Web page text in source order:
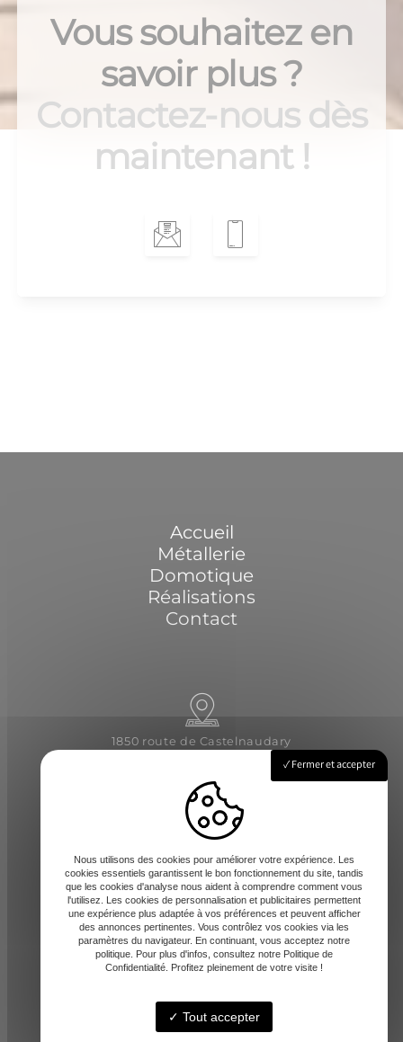
Vous souhaitez en
savoir plus ?
Contactez-nous dès
maintenant !
Accueil
Métallerie
Domotique
Réalisations
Contact
1850 route de Castelnaudary
contact@amd-31.fr
06 13 65 44 06
Fermer et accepter
Nous utilisons des cookies pour améliorer votre expérience. Les
cookies essentiels garantissent le bon fonctionnement du site, tandis
que les cookies d'analyse nous aident à comprendre comment vous
l'utilisez. Les cookies de personnalisation et publicitaires permettent
une expérience plus adaptée à vos préférences et peuvent afficher
des annonces pertinentes. Vous contrôlez vos cookies via les
paramètres du navigateur. En continuant, vous acceptez notre
politique. Pour plus d'infos, consultez notre Politique de
Confidentialité. Profitez pleinement de votre visite !
Tout accepter